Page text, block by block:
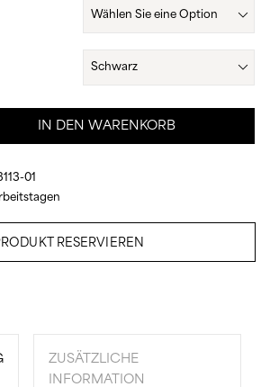
bis
CHF 79.90
IN DEN WARENKORB
01
RESERVIEREN
ZUSÄTZLICHE
INFORMATION